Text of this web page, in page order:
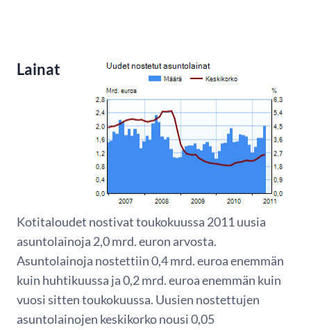
Lainat
Kotitaloudet nostivat toukokuussa 2011 uusia
asuntolainoja 2,0 mrd. euron arvosta.
Asuntolainoja nostettiin 0,4 mrd. euroa enemmän
kuin huhtikuussa ja 0,2 mrd. euroa enemmän kuin
vuosi sitten toukokuussa. Uusien nostettujen
asuntolainojen keskikorko nousi 0,05